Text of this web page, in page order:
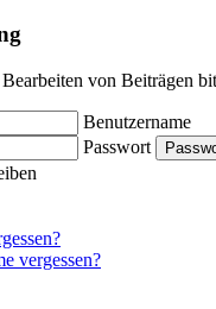
von Beiträgen
Benutzername
Passwort
vergessen?